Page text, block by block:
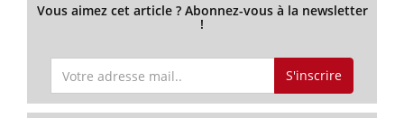
Vous aimez cet article ? Abonnez-vous à la newsletter
!
S'inscrire